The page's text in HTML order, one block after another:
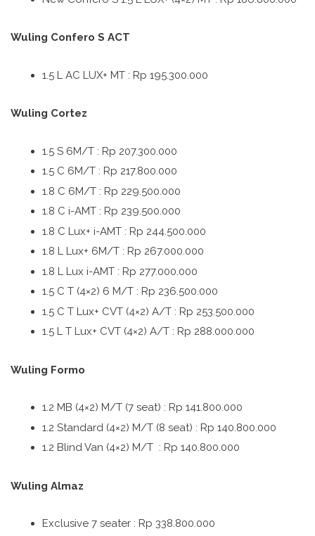
Wuling Confero S ACT
1.5 L AC LUX+ MT : Rp 195.300.000
Wuling Cortez
1.5 S 6M/T : Rp 207.300.000
1.5 C 6M/T : Rp 217.800.000
1.8 C 6M/T : Rp 229.500.000
1.8 C i-AMT : Rp 239.500.000
1.8 C Lux+ i-AMT : Rp 244.500.000
1.8 L Lux+ 6M/T : Rp 267.000.000
1.8 L Lux i-AMT : Rp 277.000.000
1.5 C T (4×2) 6 M/T : Rp 236.500.000
1.5 C T Lux+ CVT (4×2) A/T : Rp 253.500.000
1.5 L T Lux+ CVT (4×2) A/T : Rp 288.000.000
Wuling Formo
1.2 MB (4×2) M/T (7 seat) : Rp 141.800.000
1.2 Standard (4×2) M/T (8 seat) : Rp 140.800.000
1.2 Blind Van (4×2) M/T : Rp 140.800.000
Wuling Almaz
Exclusive 7 seater : Rp 338.800.000